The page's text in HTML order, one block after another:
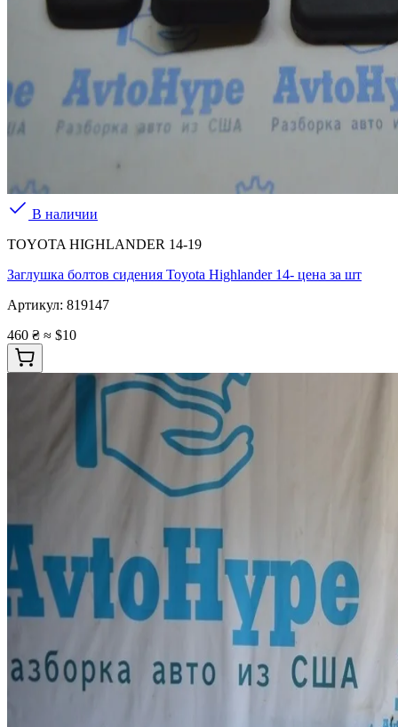
В наличии
TOYOTA HIGHLANDER 14-19
Заглушка болтов сидения Toyota Highlander 14- цена за шт
Артикул: 819147
460 ₴ ≈ $10